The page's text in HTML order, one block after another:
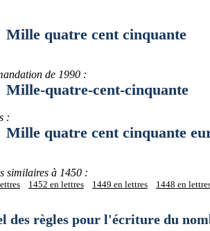
quatre cent cinquante
de 1990 :
quatre-cent-cinquante
:
quatre cent cinquante
similaires à 1450 :
1452 en lettres 1449 en lettres 1448 en
des règles pour l'écriture du